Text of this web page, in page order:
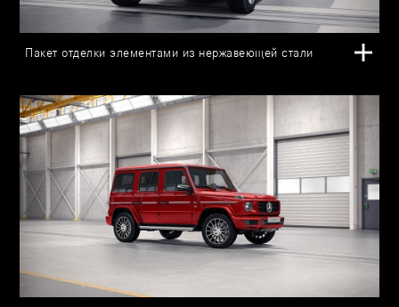
Пакет отделки элементами из нержавеющей стали